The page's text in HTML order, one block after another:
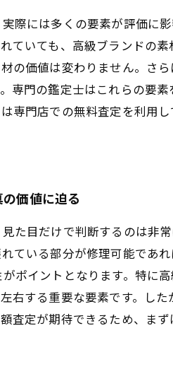
際には多くの要素が評価に
ていても、高級ブランドの
の価値は変わりません。さ
専門の鑑定士はこれらの要
専門店での無料査定を利用
価値に迫る
目だけで判断するのは非常
ている部分が修理可能であ
ポイントとなります。特に
右する重要な要素です。し
査定が期待できるため、ま